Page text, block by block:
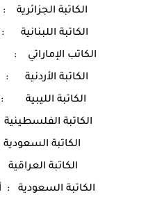
الكاتبة
الكاتبة
الكاتب
الكاتبة
الكاتبة
الكاتبة
الكاتبة
الكاتبة
الكاتبة السعودية :